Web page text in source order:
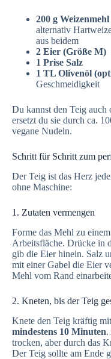
200 g
alternativ
aus beidem
2 Eier (Größe M)
1 Prise Salz
1 TL Olivenöl
Geschmeidigkeit
Du kannst den Teig auch
ersetzt du sie durch ca.
vegane Nudeln.
Schritt für Schritt zum
Der Teig ist das Herz
ohne Maschine:
1. Zutaten vermengen
Forme das Mehl zu
Arbeitsfläche. Drücke in
gib die Eier hinein. Salz
mit einer Gabel die Eier
Mehl vom Rand
2. Kneten, bis der Teig
Knete den Teig kräftig
mindestens 10 Minuten.
trocken, aber durch das
Der Teig sollte am Ende